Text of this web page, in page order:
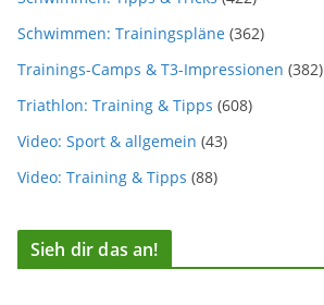
Schwimmen: Trainingspläne (362)
Trainings-Camps & T3-Impressionen (382)
Triathlon: Training & Tipps (608)
Video: Sport & allgemein (43)
Video: Training & Tipps (88)
Sieh dir das an!